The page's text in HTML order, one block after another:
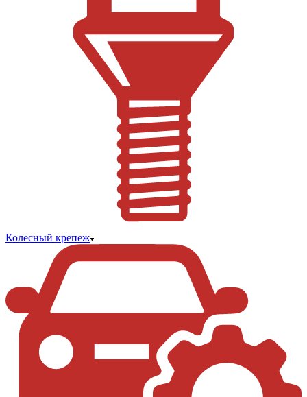
Колесный крепеж